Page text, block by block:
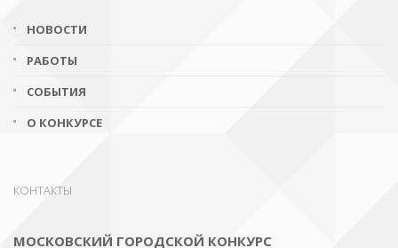
НОВОСТИ
РАБОТЫ
СОБЫТИЯ
О КОНКУРСЕ
КОНТАКТЫ
МОСКОВСКИЙ ГОРОДСКОЙ КОНКУРС